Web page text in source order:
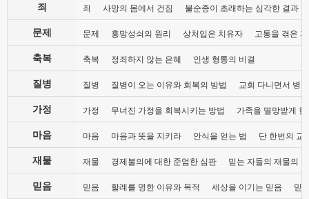
죄 죄 사망의 몸에서 건짐 불순종이 초래하는 심각한 결과
문제 문제 흥망성쇠의 원리 상처입은 치유자 고통을 겪은
축복 축복 정죄하지 않는 은혜 인생 형통의 비결
질병 질병 질병이 오는 이유와 회복의 방법 교회 다니면서 병
가정 가정 무너진 가정을 회복시키는 방법 가족을 멸망받게 한
마음 마음 마음과 뜻을 지키라 안식을 얻는 법 단 한번의 교
재물 재물 경제불의에 대한 준엄한 심판 믿는 자들의 재물의
믿음 믿음 할례를 명한 이유와 목적 세상을 이기는 믿음 믿